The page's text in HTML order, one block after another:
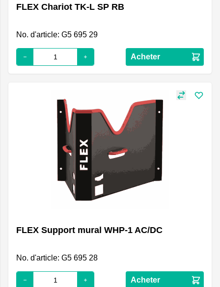
FLEX Chariot TK-L SP RB
No. d'article: G5 695 29
Acheter
FLEX Support mural WHP-1 AC/DC
No. d'article: G5 695 28
Acheter